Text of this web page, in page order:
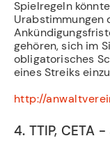
Spielregeln
Urabstimmungen
gehören, sich im
obligatorisches
eines Streiks
http://
4. TTIP, CETA